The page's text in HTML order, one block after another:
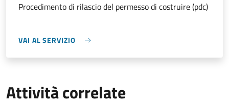
Procedimento di rilascio del permesso di costruire (pdc)
VAI AL SERVIZIO
Attività correlate